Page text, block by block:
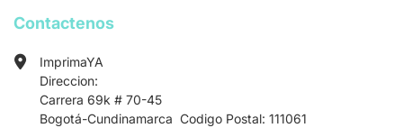
Contactenos
ImprimaYA
Direccion:
Carrera 69k # 70-45
Bogotá-Cundinamarca Codigo Postal: 111061